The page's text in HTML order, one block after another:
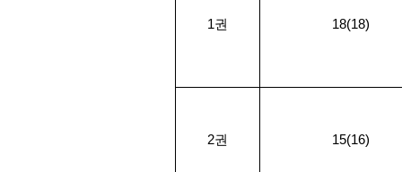
1권 18(18)
2권 15(16)